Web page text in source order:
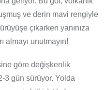
ve derin mavi rengiyle
çıkarken yanınıza
almayı unutmayın!
göre değişkenlik
3 gün sürüyor. Yolda